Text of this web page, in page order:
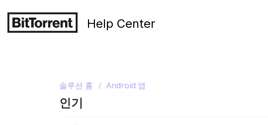
Help Center
솔루션 홈 Android 앱
인기